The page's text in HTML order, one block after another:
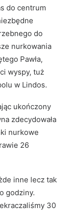
do centrum
do
nurkowania
Pawła,
wyspy, tuż
w Lindos.
ukończony
zdecydowała
nurkowe
26
inne lecz tak
godziny.
30